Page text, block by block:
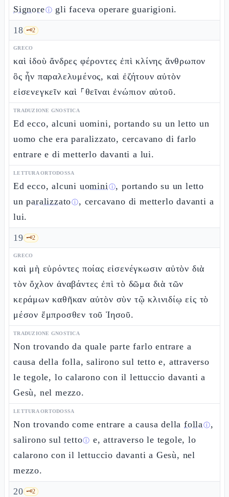
Signoreⓘ gli faceva operare guarigioni.
18 🗝️2
GRECO
καὶ ἰδοὺ ἄνδρες φέροντες ἐπὶ κλίνης ἄνθρωπον
ὃς ἦν παραλελυμένος, καὶ ἐζήτουν αὐτὸν
εἰσενεγκεῖν καὶ ⸀θεῖναι ἐνώπιον αὐτοῦ.
TRADUZIONE GNOSTICA
Ed ecco, alcuni uomini, portando su un letto un
uomo che era paralizzato, cercavano di farlo
entrare e di metterlo davanti a lui.
LETTURA ORTODOSSA
Ed ecco, alcuni uominiⓘ, portando su un letto
unparalizzatoⓘ, cercavano di metterlo davanti a
lui.
19 🗝️2
GRECO
καὶ μὴ εὑρόντες ποίας εἰσενέγκωσιν αὐτὸν διὰ
τὸν ὄχλον ἀναβάντες ἐπὶ τὸ δῶμα διὰ τῶν
κεράμων καθῆκαν αὐτὸν σὺν τῷ κλινιδίῳ εἰς τὸ
μέσον ἔμπροσθεν τοῦ Ἰησοῦ.
TRADUZIONE GNOSTICA
Non trovando da quale parte farlo entrare a
causa della folla, salirono sul tetto e, attraverso
le tegole, lo calarono con il lettuccio davanti a
Gesù, nel mezzo.
LETTURA ORTODOSSA
Non trovando come entrare a causa della follaⓘ,
salirono sultettoⓘ e, attraverso le tegole, lo
calarono con il lettuccio davanti a Gesù, nel
mezzo.
20 🗝️2